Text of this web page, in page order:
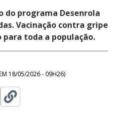
do programa Desenrola
Vacinação contra gripe
para toda a população.
18/05/2026 - 09H26)